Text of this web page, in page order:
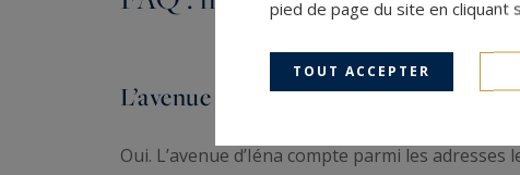
L’avenue d’Iéna est-elle une adresse
Oui. L’avenue d’Iéna compte parmi les
pied de page du site en cliquant
TOUT ACCEPTER